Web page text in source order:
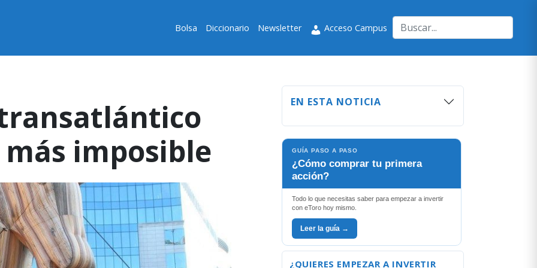
Bolsa Diccionario Newsletter Acceso Campus
más imposible
EN ESTA NOTICIA
GUÍA PASO A PASO
¿Cómo comprar tu primera
acción?
Todo lo que necesitas saber para empezar a invertir
con eToro hoy mismo.
Leer la guía →
¿QUIERES EMPEZAR A INVERTIR